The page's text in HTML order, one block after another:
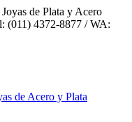
de Plata y Acero
(011) 4372-8877 / WA: